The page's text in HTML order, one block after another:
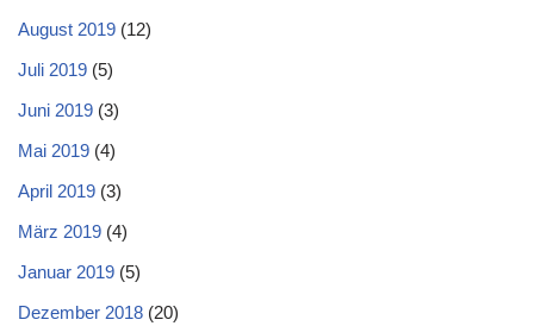
August 2019 (12)
Juli 2019 (5)
Juni 2019 (3)
Mai 2019 (4)
April 2019 (3)
März 2019 (4)
Januar 2019 (5)
Dezember 2018 (20)